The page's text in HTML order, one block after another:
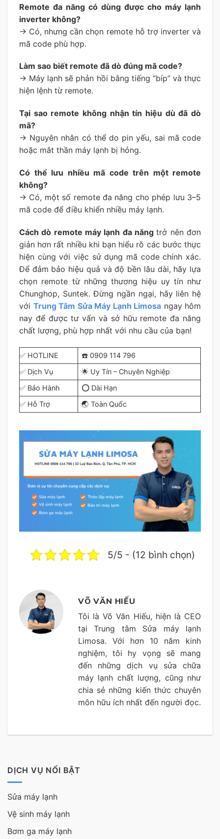
Remote đa năng có dùng được cho máy lạnh
inverter không?
→ Có, nhưng cần chọn remote hỗ trợ inverter và
mã code phù hợp.
Làm sao biết remote đã dò đúng mã code?
→ Máy lạnh sẽ phản hồi bằng tiếng “bíp” và thực
hiện lệnh từ remote.
Tại sao remote không nhận tín hiệu dù đã dò
mã?
→ Nguyên nhân có thể do pin yếu, sai mã code
hoặc mắt thần máy lạnh bị hỏng.
Có thể lưu nhiều mã code trên một remote
không?
→ Có, một số remote đa năng cho phép lưu 3–5
mã code để điều khiển nhiều máy lạnh.
Cách dò remote máy lạnh đa năngtrở nên đơn
giản hơn rất nhiều khi bạn hiểu rõ các bước thực
hiện cùng với việc sử dụng mã code chính xác.
Để đảm bảo hiệu quả và độ bền lâu dài, hãy lựa
chọn remote từ những thương hiệu uy tín như
Chunghop, Suntek. Đừng ngần ngại, hãy liên hệ
với Trung Tâm Sửa Máy Lạnh Limosa ngay hôm
nay để được tư vấn và sở hữu remote đa năng
chất lượng, phù hợp nhất với nhu cầu của bạn!
✅ HOTLINE
☎️ 0909 114 796
✅ Dịch Vụ
🌟 Uy Tín – Chuyên Nghiệp
✅ Bảo Hành
⭕ Dài Hạn
✅ Hỗ Trợ
🌏 Toàn Quốc
5/5 - (12 bình chọn)
VÕ VĂN HIẾU
Tôi là Võ Văn Hiếu, hiện là CEO
tại Trung tâm Sửa máy lạnh
Limosa. Với hơn 10 năm kinh
nghiệm, tôi hy vọng sẽ mang
đến những dịch vụ sửa chữa
máy lạnh chất lượng, cũng như
chia sẻ những kiến thức chuyên
môn hữu ích nhất đến người đọc.
DỊCH VỤ NỔI BẬT
Sửa máy lạnh
Vệ sinh máy lạnh
Bơm ga máy lạnh